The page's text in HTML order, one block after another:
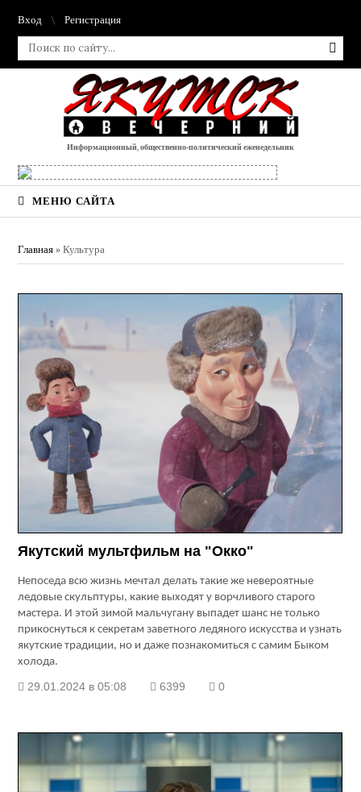
Вход Регистрация
Информационный, общественно-политический еженедельник
МЕНЮ САЙТА
Главная »Культура
Якутский мультфильм на "Окко"
Непоседа всю жизнь мечтал делать такие же невероятные
ледовые скульптуры, какие выходят у ворчливого старого
мастера. И этой зимой мальчугану выпадет шанс не только
прикоснуться к секретам заветного ледяного искусства и узнать
якутские традиции, но и даже познакомиться с самим Быком
холода.
29.01.2024 в 05:08 6399 0